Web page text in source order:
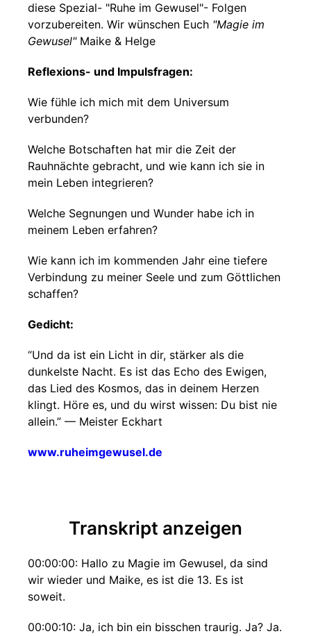
diese Spezial- "Ruhe im Gewusel"- Folgen
vorzubereiten. Wir wünschen Euch "Magie im
Gewusel"Maike & Helge
Reflexions- und Impulsfragen:
Wie fühle ich mich mit dem Universum
verbunden?
Welche Botschaften hat mir die Zeit der
Rauhnächte gebracht, und wie kann ich sie in
mein Leben integrieren?
Welche Segnungen und Wunder habe ich in
meinem Leben erfahren?
Wie kann ich im kommenden Jahr eine tiefere
Verbindung zu meiner Seele und zum Göttlichen
schaffen?
Gedicht:
“Und da ist ein Licht in dir, stärker als die
dunkelste Nacht. Es ist das Echo des Ewigen,
das Lied des Kosmos, das in deinem Herzen
klingt. Höre es, und du wirst wissen: Du bist nie
allein.” — Meister Eckhart
www.ruheimgewusel.de
Transkript anzeigen
00:00:00: Hallo zu Magie im Gewusel, da sind
wir wieder und Maike, es ist die 13. Es ist
soweit.
00:00:10: Ja, ich bin ein bisschen traurig. Ja? Ja.